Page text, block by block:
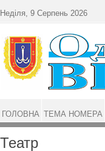
Театр
Неділя, 9 Серпень 2026
ГОЛОВНА ТЕМА НОМЕРА